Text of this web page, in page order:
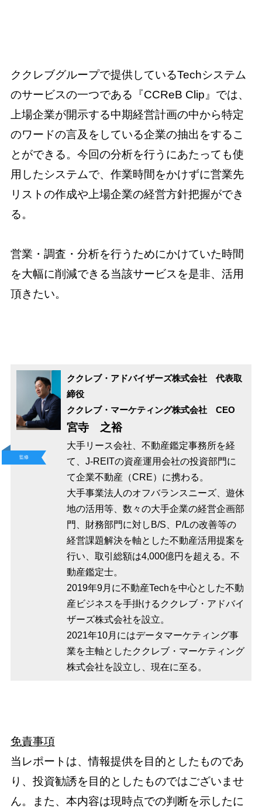
ククレブグループで提供しているTechシステム
のサービスの一つである『CCReB Clip』では、
上場企業が開示する中期経営計画の中から特定
のワードの言及をしている企業の抽出をするこ
とができる。今回の分析を行うにあたっても使
用したシステムで、作業時間をかけずに営業先
リストの作成や上場企業の経営方針把握ができ
る。
営業・調査・分析を行うためにかけていた時間
を大幅に削減できる当該サービスを是非、活用
頂きたい。
監修
ククレブ・アドバイザーズ株式会社 代表取
締役
ククレブ・マーケティング株式会社 CEO
宮寺 之裕
大手リース会社、不動産鑑定事務所を経
て、J-REITの資産運用会社の投資部門に
て企業不動産（CRE）に携わる。
大手事業法人のオフバランスニーズ、遊休
地の活用等、数々の大手企業の経営企画部
門、財務部門に対しB/S、P/Lの改善等の
経営課題解決を軸とした不動産活用提案を
行い、取引総額は4,000億円を超える。不
動産鑑定士。
2019年9月に不動産Techを中心とした不動
産ビジネスを手掛けるククレブ・アドバイ
ザーズ株式会社を設立。
2021年10月にはデータマーケティング事
業を主軸としたククレブ・マーケティング
株式会社を設立し、現在に至る。
免責事項
当レポートは、情報提供を目的としたものであ
り、投資勧誘を目的としたものではございませ
ん。また、本内容は現時点での判断を示したに